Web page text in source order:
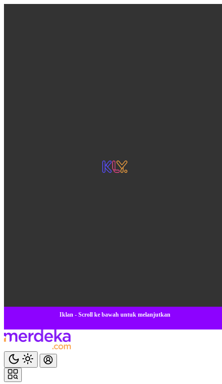
Iklan - Scroll ke bawah untuk melanjutkan